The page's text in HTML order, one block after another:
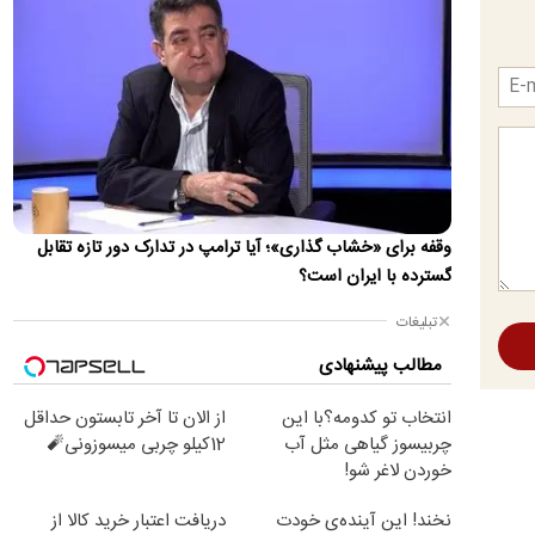
جزئیات دقیق مبلغ شارژ حساب، زمان ثبت سفارش آنلاین و فرمول
شگفت‌انگیز سود تضمین‌شده یک‌ساله برای سهامداران حقیقی که
در…
ریسک خرید کدام سکه بیشتر است؟
حباب قیمت سکه لزوما به ترکیدن حباب ختم نمی‌شود اما می‌تواند در
روند صعودی و نزولی بعدی بازار اثر مهمی داشته باشد
بازداشت ۴ متهم قتل حمیدرضا رجب‌زاده
برخی گزارش‌ها مدعی هستند که ۴ نفر از متهمان قتل حمیدرضا
رجب‌زاده، مداح، دستگیر شده‌اند.
نگرانی سیاستمدار اماراتی نزدیک به بن‌زاید از توافق
مکه
فقدان شفافیت در خصوص دشمن مشترکِ مدنظرِ این ائتلاف و…
ماجرای تیم‌داری استقلال در رشته ماهیگیری!
یک رشته عجیب بر سر زبان‌ها افتاده است!
وقفه برای «خشاب گذاری»؛ آیا ترامپ در تدارک دور تازه تقابل
گسترده با ایران است؟
تبلیغات
مطالب پیشنهادی
انتخاب تو کدومه؟با این
چربیسوز گیاهی مثل آب
خوردن لاغر شو!
از الان تا آخر تابستون حداقل
12کیلو چربی میسوزونی🧨
نخند! این آینده‌ی خودت
دریافت اعتبار خرید کالا از